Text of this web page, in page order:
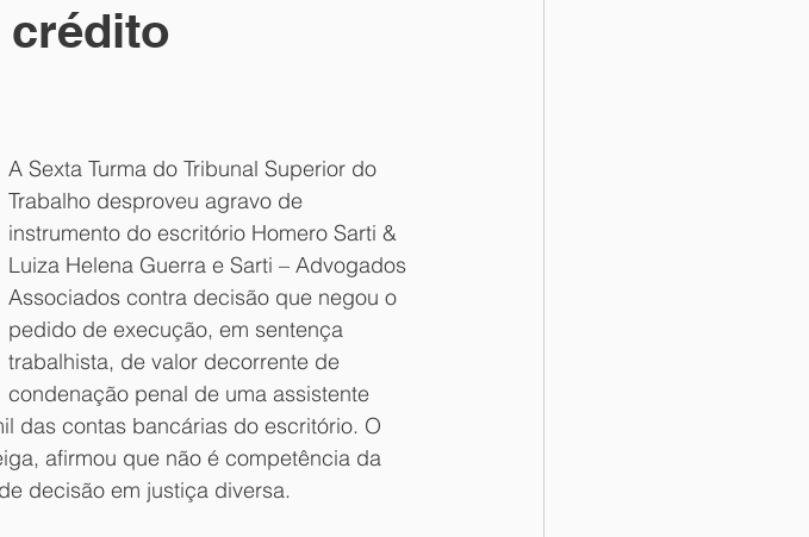
crédito
A Sexta Turma do Tribunal Superior do
Trabalho desproveu agravo de
instrumento do escritório Homero Sarti &
Luiza Helena Guerra e Sarti – Advogados
Associados contra decisão que negou o
pedido de execução, em sentença
trabalhista, de valor decorrente de
condenação penal de uma assistente
das contas bancárias do escritório. O
afirmou que não é competência da
decisão em justiça diversa.